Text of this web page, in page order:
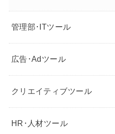
管理部･ITツール
広告･Adツール
クリエイティブツール
HR･人材ツール